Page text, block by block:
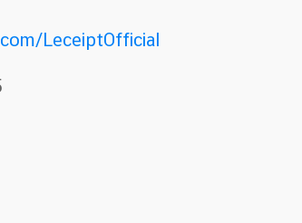
LeceiptOfficial